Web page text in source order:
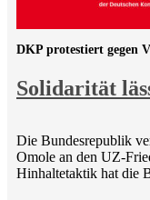
Solidarität
DKP protestiert gegen
Die Bundesrepublik
Omole an den UZ-
Hinhaltetaktik hat die